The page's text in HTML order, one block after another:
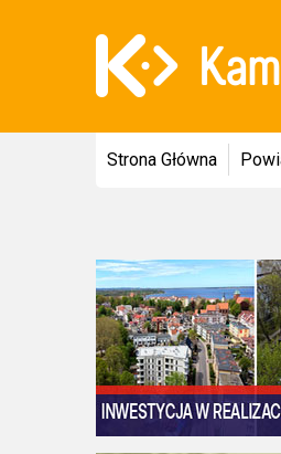
Strona Główna